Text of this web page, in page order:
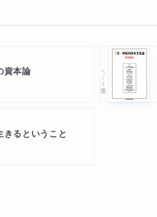
資本論 ちくま学芸文庫
きるということ